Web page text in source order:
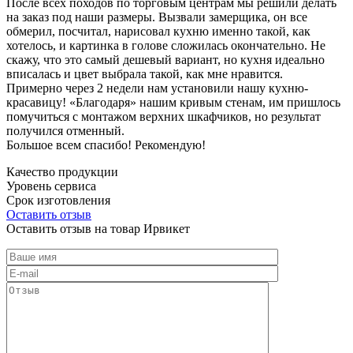
на заказ под наши размеры. Вызвали замерщика, он все
обмерил, посчитал, нарисовал кухню именно такой, как
хотелось, и картинка в голове сложилась окончательно. Не
скажу, что это самый дешевый вариант, но кухня идеально
вписалась и цвет выбрала такой, как мне нравится.
Примерно через 2 недели нам установили нашу кухню-
красавицу! «Благодаря» нашим кривым стенам, им пришлось
помучиться с монтажом верхних шкафчиков, но результат
получился отменный.
Большое всем спасибо! Рекомендую!
Качество продукции
Уровень сервиса
Срок изготовления
Оставить отзыв
Оставить отзыв на товар Ирвикет